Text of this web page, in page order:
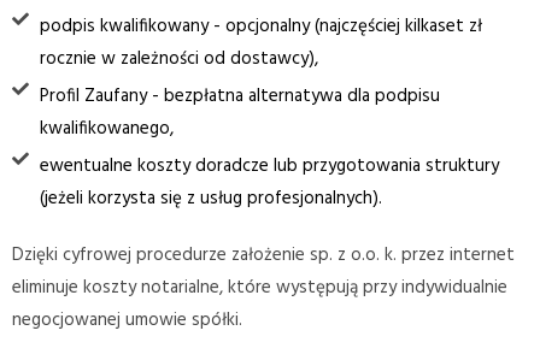
podpis kwalifikowany - opcjonalny (najczęściej kilkaset zł
rocznie w zależności od dostawcy),
Profil Zaufany - bezpłatna alternatywa dla podpisu
kwalifikowanego,
ewentualne koszty doradcze lub przygotowania struktury
(jeżeli korzysta się z usług profesjonalnych).
Dzięki cyfrowej procedurze założenie sp. z o.o. k. przez internet
eliminuje koszty notarialne, które występują przy indywidualnie
negocjowanej umowie spółki.